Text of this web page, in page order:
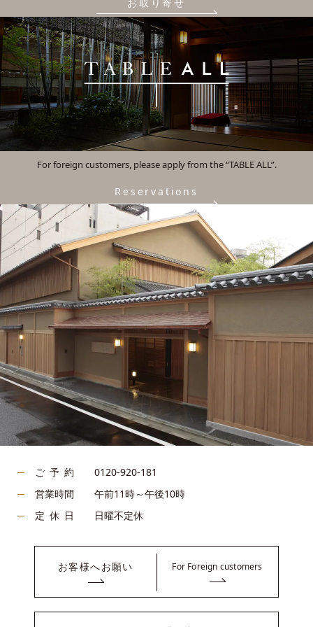
For foreign customers, please apply from the “TABLE ALL”.
Reservations
ご予約
0120-920-181
営業時間
午前11時～午後10時
定休日
日曜不定休
お客様へお願い For Foreign customers